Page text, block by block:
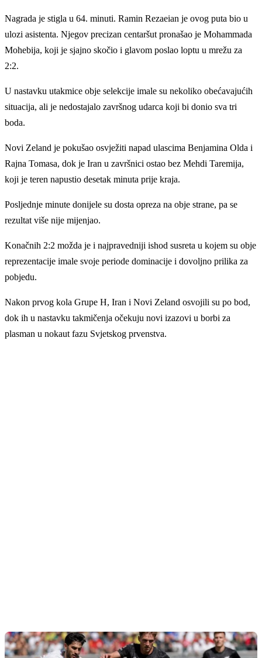
Nagrada je stigla u 64. minuti. Ramin Rezaeian je ovog puta bio u
ulozi asistenta. Njegov precizan centaršut pronašao je Mohammada
Mohebija, koji je sjajno skočio i glavom poslao loptu u mrežu za
2:2.
U nastavku utakmice obje selekcije imale su nekoliko obećavajućih
situacija, ali je nedostajalo završnog udarca koji bi donio sva tri
boda.
Novi Zeland je pokušao osvježiti napad ulascima Benjamina Olda i
Rajna Tomasa, dok je Iran u završnici ostao bez Mehdi Taremija,
koji je teren napustio desetak minuta prije kraja.
Posljednje minute donijele su dosta opreza na obje strane, pa se
rezultat više nije mijenjao.
Konačnih 2:2 možda je i najpravedniji ishod susreta u kojem su obje
reprezentacije imale svoje periode dominacije i dovoljno prilika za
pobjedu.
Nakon prvog kola Grupe H, Iran i Novi Zeland osvojili su po bod,
dok ih u nastavku takmičenja očekuju novi izazovi u borbi za
plasman u nokaut fazu Svjetskog prvenstva.